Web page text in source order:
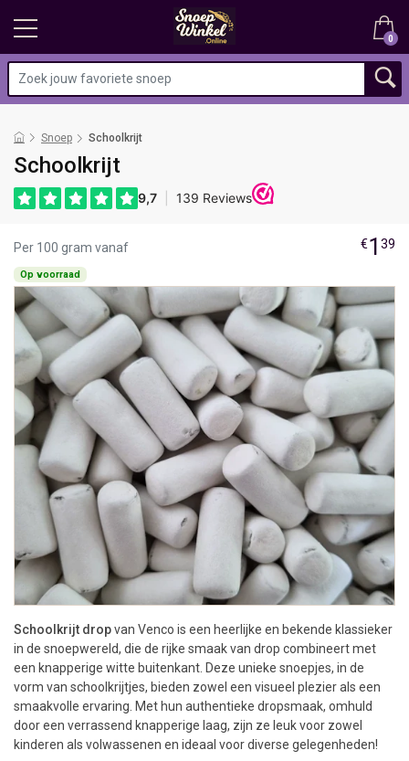
0
Snoep Schoolkrijt
Schoolkrijt
Per 100 gram vanaf €1 39
Op voorraad
Schoolkrijt dropvan Venco is een heerlijke en bekende klassieker
in de snoepwereld, die de rijke smaak van drop combineert met
een knapperige witte buitenkant. Deze unieke snoepjes, in de
vorm van schoolkrijtjes, bieden zowel een visueel plezier als een
smaakvolle ervaring. Met hun authentieke dropsmaak, omhuld
door een verrassend knapperige laag, zijn ze leuk voor zowel
kinderen als volwassenen en ideaal voor diverse gelegenheden!